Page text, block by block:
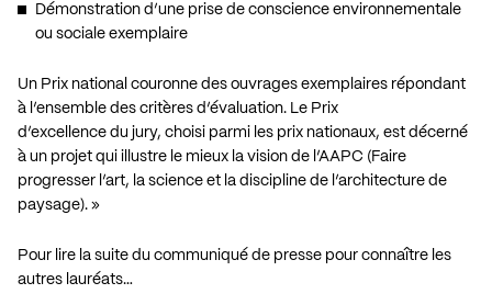
Démonstration d’une prise de conscience environnementale
ou sociale exemplaire
Un Prix national couronne des ouvrages exemplaires répondant
à l’ensemble des critères d’évaluation. Le Prix
d’excellence du jury, choisi parmi les prix nationaux, est décerné
à un projet qui illustre le mieux la vision de l’AAPC (Faire
progresser l’art, la science et la discipline de l’architecture de
paysage). »
Pour lire la suite du communiqué de presse pour connaître les
autres lauréats…